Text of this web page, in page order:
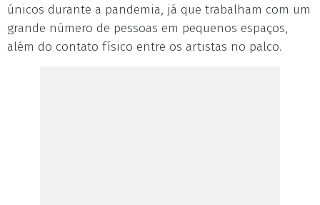
únicos durante a pandemia, já que trabalham com um
grande número de pessoas em pequenos espaços,
além do contato físico entre os artistas no palco.